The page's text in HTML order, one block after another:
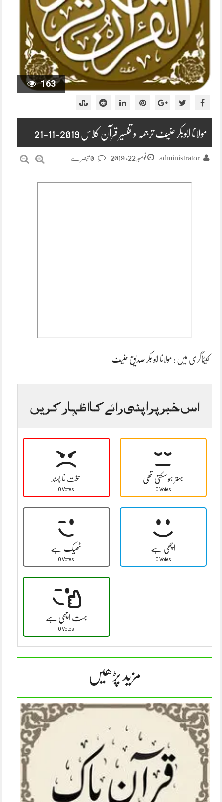
163
مولانا ابوبکر حنیف ترجمہ و تفسیر قرآن کلاس 2019-11-21
administrator نومبر 22, 2019
کیٹاگری میں : مولانا ابو بکر صدیق حنیف
اس خبر پر اپنی رائے کا اظہار کریں
سخت نا پسند
0 Votes
بہتر ہو سکتی تھی
0 Votes
ٹھیک ہے
0 Votes
اچھی ہے
0 Votes
بہت اچھی ہے
0 Votes
مزید پڑھیں